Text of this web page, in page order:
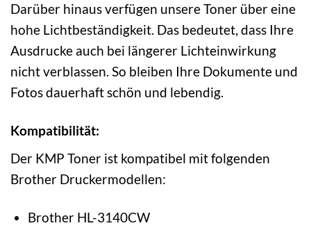
Darüber hinaus verfügen unsere Toner über eine
hohe Lichtbeständigkeit. Das bedeutet, dass Ihre
Ausdrucke auch bei längerer Lichteinwirkung
nicht verblassen. So bleiben Ihre Dokumente und
Fotos dauerhaft schön und lebendig.
Kompatibilität:
Der KMP Toner ist kompatibel mit folgenden
Brother Druckermodellen:
Brother HL-3140CW